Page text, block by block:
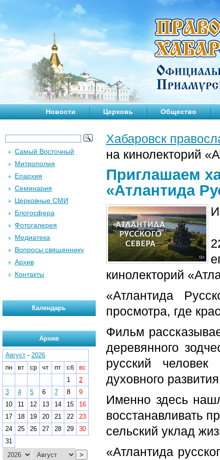
Новости Церковь Общество
Хабаровск
на кинолекторий
Приглашаем
«Атлантида
кинолекторий
«Атлантида
просмотра, где
Фильм
деревянного
русский
духовного
Именно здесь
восстанавливать
сельский уклад
«Атлантида
Самый Восточный
Митрополия
Епархия
Семинария
Церковные СМИ
Блогосфера
Фотогалерея
Медиатека
Вопросы священнику
Архив
Контакты
Календарь
Архив
Август - 2026
пн
вт ср чт пт сб
вс
1
2
3
4 5 6 7 8
9
10
11 12 13 14 15
16
17
18 19 20 21 22
23
24
25 26 27 28 29
30
31
>